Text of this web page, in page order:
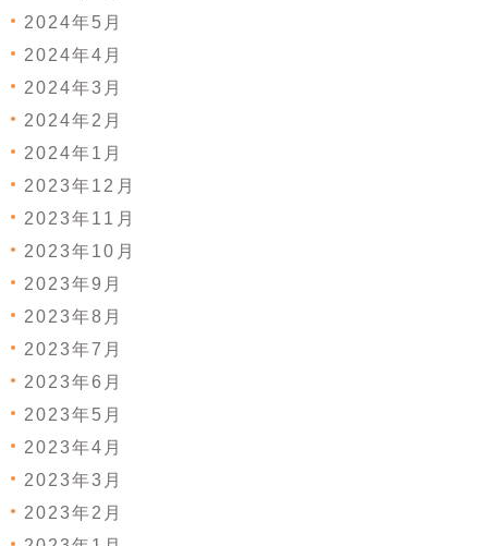
2024年5月
2024年4月
2024年3月
2024年2月
2024年1月
2023年12月
2023年11月
2023年10月
2023年9月
2023年8月
2023年7月
2023年6月
2023年5月
2023年4月
2023年3月
2023年2月